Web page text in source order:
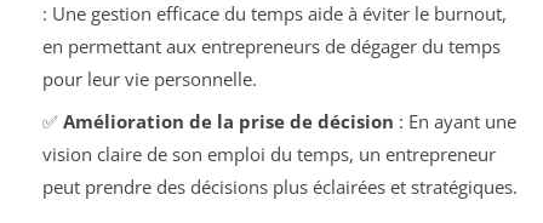
: Une gestion efficace du temps aide à éviter le burnout,
en permettant aux entrepreneurs de dégager du temps
pour leur vie personnelle.
✅ Amélioration de la prise de décision : En ayant une
vision claire de son emploi du temps, un entrepreneur
peut prendre des décisions plus éclairées et stratégiques.